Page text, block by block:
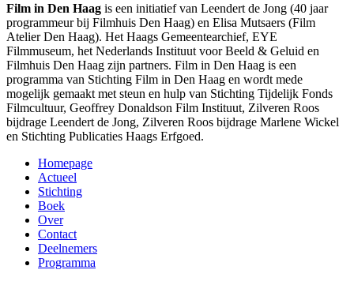
Film in Den Haag is een initiatief van Leendert de Jong (40 jaar
programmeur bij Filmhuis Den Haag) en Elisa Mutsaers (Film
Atelier Den Haag). Het Haags Gemeentearchief, EYE
Filmmuseum, het Nederlands Instituut voor Beeld & Geluid en
Filmhuis Den Haag zijn partners. Film in Den Haag is een
programma van Stichting Film in Den Haag en wordt mede
mogelijk gemaakt met steun en hulp van Stichting Tijdelijk Fonds
Filmcultuur, Geoffrey Donaldson Film Instituut, Zilveren Roos
bijdrage Leendert de Jong, Zilveren Roos bijdrage Marlene Wickel
en Stichting Publicaties Haags Erfgoed.
Homepage
Actueel
Stichting
Boek
Over
Contact
Deelnemers
Programma